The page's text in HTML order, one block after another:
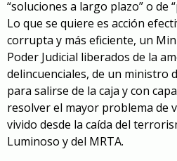
“soluciones a largo plazo” o de
Lo que se quiere es acción
corrupta y más eficiente, un
Poder Judicial liberados de la
delincuenciales, de un ministro
para salirse de la caja y con
resolver el mayor problema de
vivido desde la caída del
Luminoso y del MRTA.